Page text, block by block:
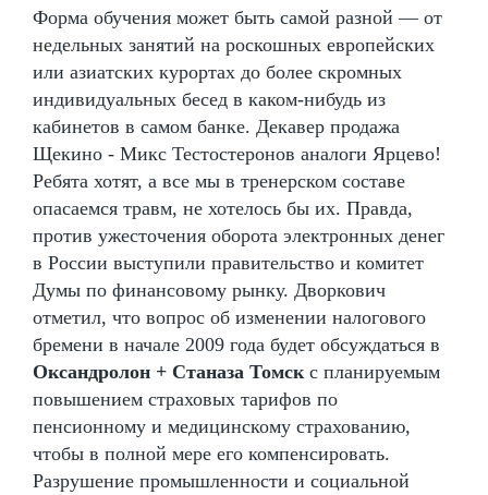
Форма обучения может быть самой разной — от
недельных занятий на роскошных европейских
или азиатских курортах до более скромных
индивидуальных бесед в каком-нибудь из
кабинетов в самом банке. Декавер продажа
Щекино - Микс Тестостеронов аналоги Ярцево!
Ребята хотят, а все мы в тренерском составе
опасаемся травм, не хотелось бы их. Правда,
против ужесточения оборота электронных денег
в России выступили правительство и комитет
Думы по финансовому рынку. Дворкович
отметил, что вопрос об изменении налогового
бремени в начале 2009 года будет обсуждаться в
Оксандролон + Станаза Томск с планируемым
повышением страховых тарифов по
пенсионному и медицинскому страхованию,
чтобы в полной мере его компенсировать.
Разрушение промышленности и социальной